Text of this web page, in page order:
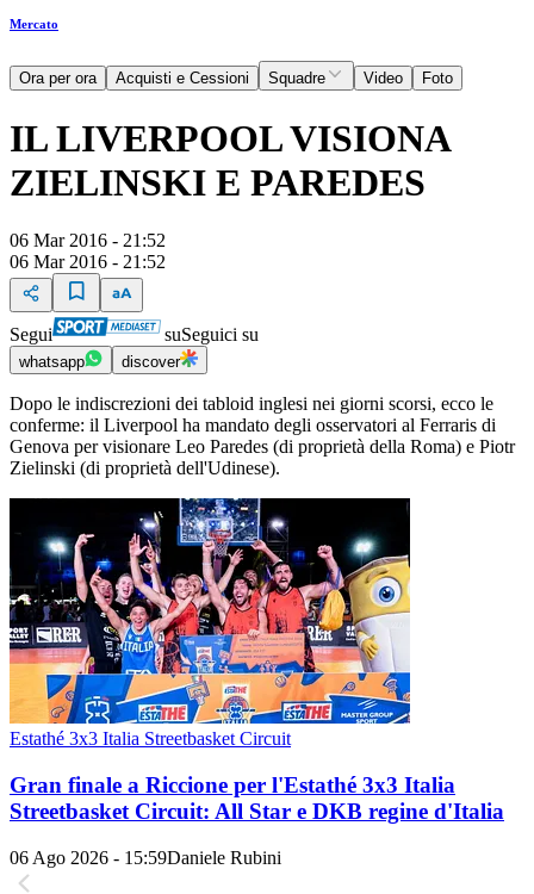
Mercato
Ora per ora Acquisti e Cessioni Squadre Video Foto
IL LIVERPOOL VISIONA
ZIELINSKI E PAREDES
06 Mar 2016 - 21:52
06 Mar 2016 - 21:52
Segui suSeguici su
whatsapp discover
Dopo le indiscrezioni dei tabloid inglesi nei giorni scorsi, ecco le
conferme: il Liverpool ha mandato degli osservatori al Ferraris di
Genova per visionare Leo Paredes (di proprietà della Roma) e Piotr
Zielinski (di proprietà dell'Udinese).
Estathé 3x3 Italia Streetbasket Circuit
Gran finale a Riccione per l'Estathé 3x3 Italia
Streetbasket Circuit: All Star e DKB regine d'Italia
06 Ago 2026 - 15:59Daniele Rubini